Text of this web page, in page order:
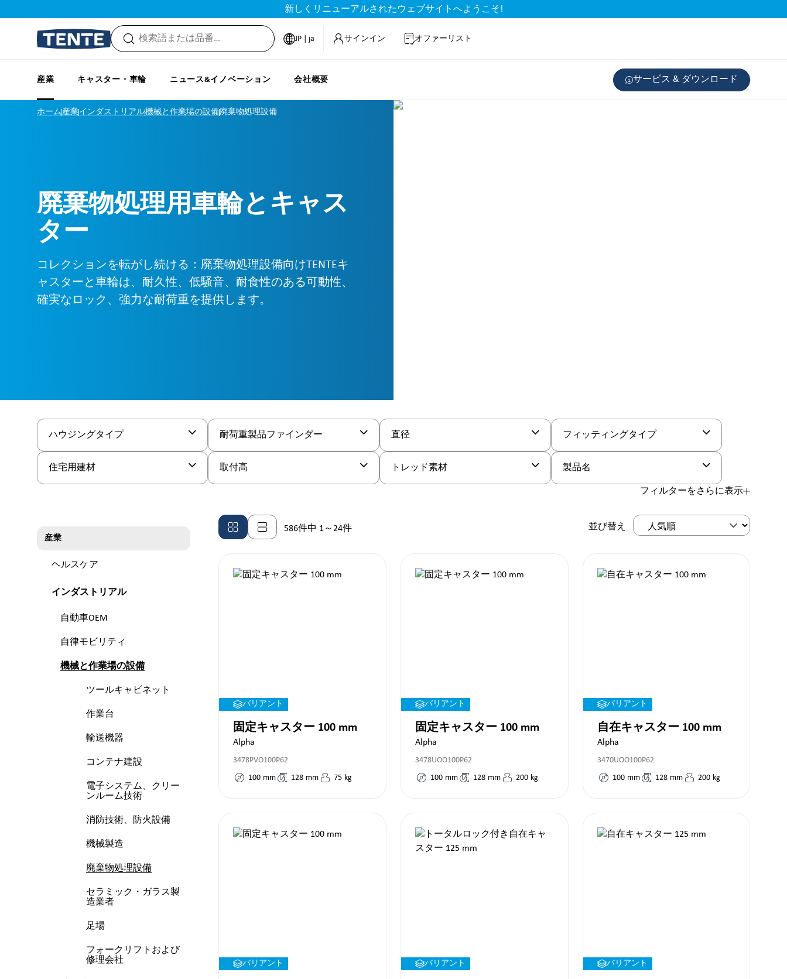
新しくリニューアルされたウェブサイトへようこそ!
JP | ja サインイン オファーリスト
産業 キャスター・車輪 ニュース&イノベーション 会社概要 サービス & ダウンロード
ホーム産業インダストリアル機械と作業場の設備廃棄物処理設備
廃棄物処理用車輪とキャス
ター
コレクションを転がし続ける：廃棄物処理設備向けTENTEキ
ャスターと車輪は、耐久性、低騒音、耐食性のある可動性、
確実なロック、強力な耐荷重を提供します。
ハウジングタイプ 耐荷重製品ファインダー 直径 フィッティングタイプ
住宅用建材 取付高 トレッド素材 製品名
フィルターをさらに表示
産業
ヘルスケア
インダストリアル
自動車OEM
自律モビリティ
機械と作業場の設備
ツールキャビネット
作業台
輸送機器
コンテナ建設
電子システム、クリー
ンルーム技術
消防技術、防火設備
機械製造
廃棄物処理設備
セラミック・ガラス製
造業者
足場
フォークリフトおよび
修理会社
586件中 1～24件 並び替え
バリアント
固定キャスター 100 mm
Alpha
3478PVO100P62
100 mm 128 mm 75 kg
バリアント
固定キャスター 100 mm
Alpha
3478UOO100P62
100 mm 128 mm 200 kg
バリアント
自在キャスター 100 mm
Alpha
3470UOO100P62
100 mm 128 mm 200 kg
バリアント バリアント バリアント